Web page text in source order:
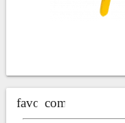
favorite_border
compare_arrows